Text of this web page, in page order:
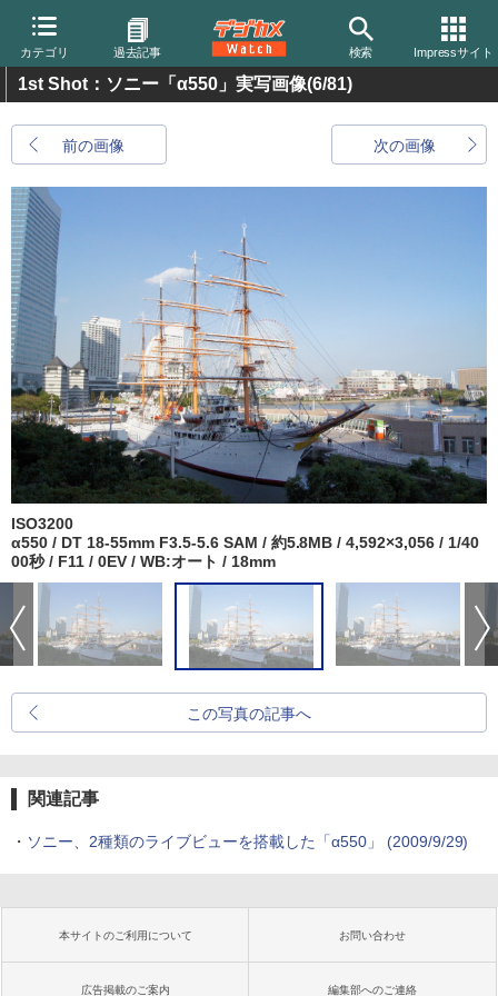
カテゴリ 過去記事 検索 Impressサイト
1st Shot：ソニー「α550」実写画像(6/81)
前の画像 次の画像
ISO3200
α550 / DT 18-55mm F3.5-5.6 SAM / 約5.8MB / 4,592×3,056 / 1/40
00秒 / F11 / 0EV / WB:オート / 18mm
この写真の記事へ
関連記事
・ ソニー、2種類のライブビューを搭載した「α550」 (2009/9/29)
本サイトのご利用について お問い合わせ
広告掲載のご案内 編集部へのご連絡